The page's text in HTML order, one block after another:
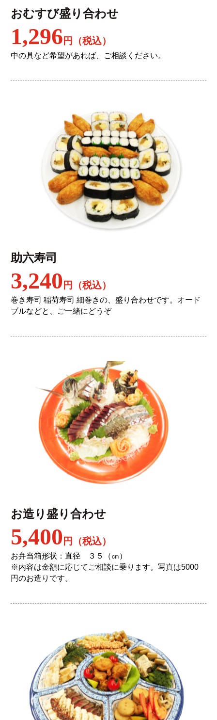
おむすび盛り合わせ
1,296 円（税込）
中の具など希望があれば、ご相談ください。
助六寿司
3,240 円（税込）
巻き寿司 稲荷寿司 細巻きの、盛り合わせです。オード
ブルなどと、ご一緒にどうぞ
お造り盛り合わせ
5,400 円（税込）
お弁当箱形状：直径 ３５（㎝）
※内容は金額に応じてご相談に乗ります。写真は5000
円のお造りです。